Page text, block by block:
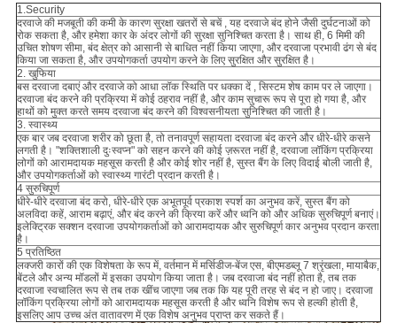
1.Security
दरवाजे की मजबूती की कमी के कारण सुरक्षा खतरों से बचें , यह दरवाजे बंद होने जैसी दुर्घटनाओं को
रोक सकता है, और हमेशा कार के अंदर लोगों की सुरक्षा सुनिश्चित करता है। साथ ही, 6 मिमी की
उचित शोषण सीमा, बंद क्षेत्र को आसानी से बाधित नहीं किया जाएगा, और दरवाजा प्रभावी ढंग से बंद
किया जा सकता है, और उपयोगकर्ता उपयोग करने के लिए सुरक्षित और सुरक्षित है।
2. खुफिया
बस दरवाजा दबाएं और दरवाजे को आधा लॉक स्थिति पर धक्का दें , सिस्टम शेष काम पर ले जाएगा।
दरवाजा बंद करने की प्रक्रिया में कोई ठहराव नहीं है, और काम सुचारू रूप से पूरा हो गया है, और
हाथों को मुक्त करते समय दरवाजा बंद करने की विश्वसनीयता सुनिश्चित की जाती है।
3. स्वास्थ्य
एक बार जब दरवाजा शरीर को छूता है, तो तनावपूर्ण सहायता दरवाजा बंद करने और धीरे-धीरे कसने
लगती है। "शक्तिशाली दुःस्वप्न" को सहन करने की कोई ज़रूरत नहीं है, दरवाजा लॉकिंग प्रक्रिया
लोगों को आरामदायक महसूस करती है और कोई शोर नहीं है, सुस्त बैंग के लिए विदाई बोली जाती है,
और उपयोगकर्ताओं को स्वास्थ्य गारंटी प्रदान करती है।
4 सुरुचिपूर्ण
धीरे-धीरे दरवाजा बंद करो, धीरे-धीरे एक अभूतपूर्व प्रकाश स्पर्श का अनुभव करें, सुस्त बैंग को
अलविदा कहें, आराम बढ़ाएं, और बंद करने की क्रिया करें और ध्वनि को और अधिक सुरुचिपूर्ण बनाएं।
इलेक्ट्रिक सक्शन दरवाजा उपयोगकर्ताओं को आरामदायक और सुरुचिपूर्ण कार अनुभव प्रदान करता
है।
5 प्रतिष्ठित
लक्जरी कारों की एक विशेषता के रूप में, वर्तमान में मर्सिडीज-बेंज एस, बीएमडब्लू 7 श्रृंखला, मायाबैक,
बेंटले और अन्य मॉडलों में इसका उपयोग किया जाता है। जब दरवाजा बंद नहीं होता है, तब तक
दरवाजा स्वचालित रूप से तब तक खींच जाएगा जब तक कि यह पूरी तरह से बंद न हो जाए। दरवाजा
लॉकिंग प्रक्रिया लोगों को आरामदायक महसूस करती है और ध्वनि विशेष रूप से हल्की होती है,
इसलिए आप उच्च अंत वातावरण में एक विशेष अनुभव प्राप्त कर सकते हैं।